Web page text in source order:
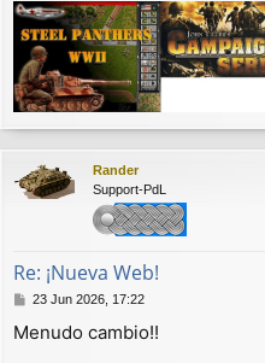
Rander
Support-PdL
Re: ¡Nueva Web!
M
n
23 Jun 2026, 17:22
Menudo cambio!!